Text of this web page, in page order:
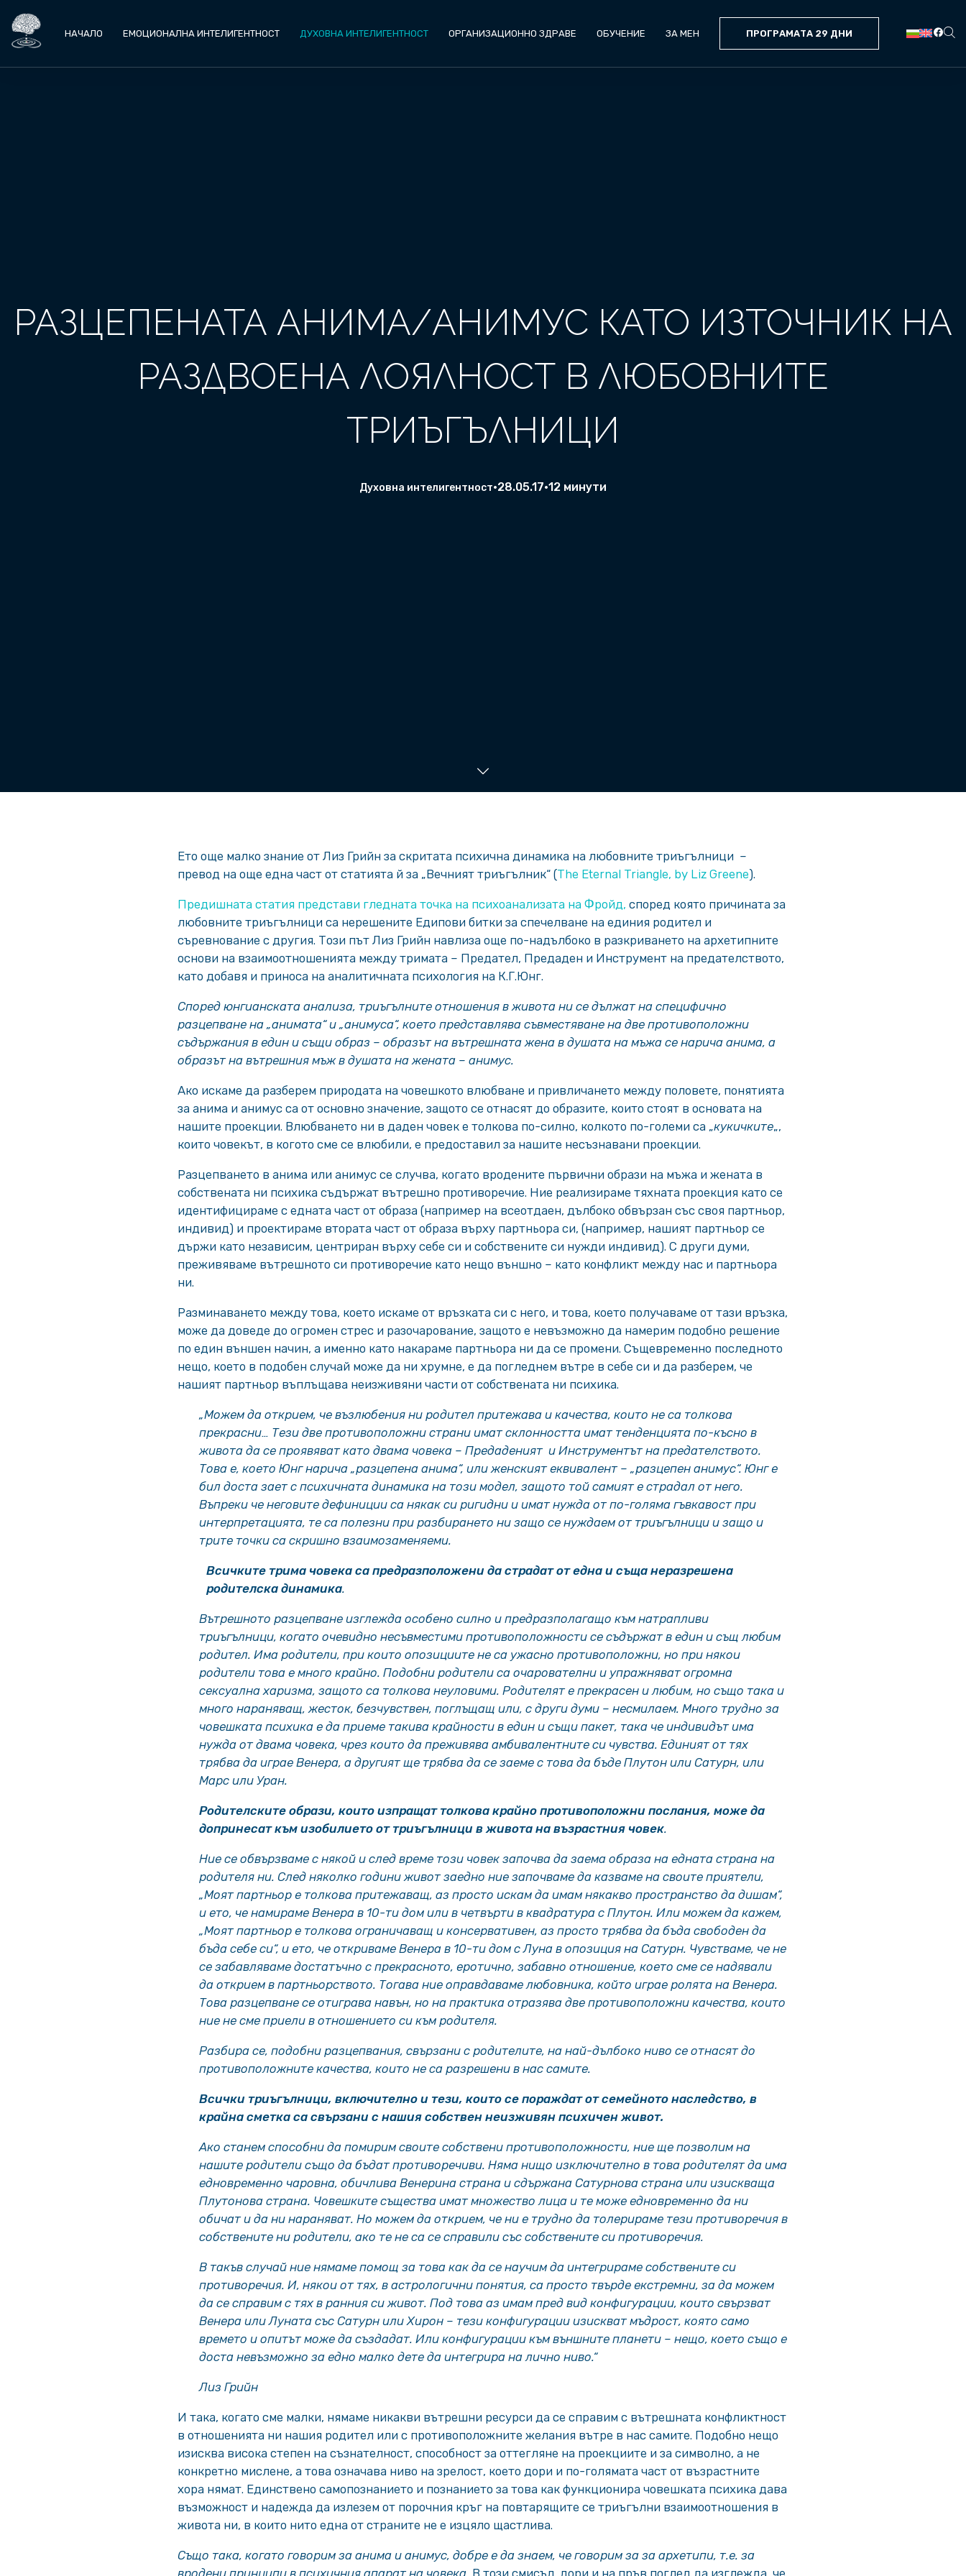
НАЧАЛО ЕМОЦИОНАЛНА ИНТЕЛИГЕНТНОСТ ДУХОВНА ИНТЕЛИГЕНТНОСТ ОРГАНИЗАЦИОННО ЗДРАВЕ ОБУЧЕНИЕ ЗА МЕН ПРОГРАМАТА 29 ДНИ
РАЗЦЕПЕНАТА АНИМА/АНИМУС КАТО ИЗТОЧНИК НА
РАЗДВОЕНА ЛОЯЛНОСТ В ЛЮБОВНИТЕ
ТРИЪГЪЛНИЦИ
Духовна интелигентност•28.05.17•12 минути
Ето още малко знание от Лиз Грийн за скритата психична динамика на любовните триъгълници –
превод на още една част от статията й за „Вечният триъгълник“ (The Eternal Triangle, by Liz Greene).
Предишната статия представи гледната точка на психоанализата на Фройд, според която причината за
любовните триъгълници са нерешените Едипови битки за спечелване на единия родител и
съревнование с другия. Този път Лиз Грийн навлиза още по-надълбоко в разкриването на архетипните
основи на взаимоотношенията между тримата – Предател, Предаден и Инструмент на предателството,
като добавя и приноса на аналитичната психология на К.Г.Юнг.
Според юнгианската анализа, триъгълните отношения в живота ни се дължат на специфично
разцепване на „анимата“ и „анимуса“, което представлява съвместяване на две противоположни
съдържания в един и същи образ – образът на вътрешната жена в душата на мъжа се нарича анима, а
образът на вътрешния мъж в душата на жената – анимус.
Ако искаме да разберем природата на човешкото влюбване и привличането между половете, понятията
за анима и анимус са от основно значение, защото се отнасят до образите, които стоят в основата на
нашите проекции. Влюбването ни в даден човек е толкова по-силно, колкото по-големи са „кукичките„,
които човекът, в когото сме се влюбили, е предоставил за нашите несъзнавани проекции.
Разцепването в анима или анимус се случва, когато вродените първични образи на мъжа и жената в
собствената ни психика съдържат вътрешно противоречие. Ние реализираме тяхната проекция като се
идентифицираме с едната част от образа (например на всеотдаен, дълбоко обвързан със своя партньор,
индивид) и проектираме втората част от образа върху партньора си, (например, нашият партньор се
държи като независим, центриран върху себе си и собствените си нужди индивид). С други думи,
преживяваме вътрешното си противоречие като нещо външно – като конфликт между нас и партньора
ни.
Разминаването между това, което искаме от връзката си с него, и това, което получаваме от тази връзка,
може да доведе до огромен стрес и разочарование, защото е невъзможно да намерим подобно решение
по един външен начин, а именно като накараме партньора ни да се промени. Същевременно последното
нещо, което в подобен случай може да ни хрумне, е да погледнем вътре в себе си и да разберем, че
нашият партньор въплъщава неизживяни части от собствената ни психика.
„Можем да открием, че възлюбения ни родител притежава и качества, които не са толкова
прекрасни… Тези две противоположни страни имат склонността имат тенденцията по-късно в
живота да се проявяват като двама човека – Предаденият и Инструментът на предателството.
Това е, което Юнг нарича „разцепена анима“, или женският еквивалент – „разцепен анимус“. Юнг е
бил доста зает с психичната динамика на този модел, защото той самият е страдал от него.
Въпреки че неговите дефиниции са някак си ригидни и имат нужда от по-голяма гъвкавост при
интерпретацията, те са полезни при разбирането ни защо се нуждаем от триъгълници и защо и
трите точки са скришно взаимозаменяеми.
Всичките трима човека са предразположени да страдат от една и съща неразрешена
родителска динамика.
Вътрешното разцепване изглежда особено силно и предразполагащо към натрапливи
триъгълници, когато очевидно несъвместими противоположности се съдържат в един и същ любим
родител. Има родители, при които опозициите не са ужасно противоположни, но при някои
родители това е много крайно. Подобни родители са очарователни и упражняват огромна
сексуална харизма, защото са толкова неуловими. Родителят е прекрасен и любим, но също така и
много нараняващ, жесток, безчувствен, поглъщащ или, с други думи – несмилаем. Много трудно за
човешката психика е да приеме такива крайности в един и същи пакет, така че индивидът има
нужда от двама човека, чрез които да преживява амбивалентните си чувства. Единият от тях
трябва да играе Венера, а другият ще трябва да се заеме с това да бъде Плутон или Сатурн, или
Марс или Уран.
Родителските образи, които изпращат толкова крайно противоположни послания, може да
допринесат към изобилието от триъгълници в живота на възрастния човек.
Ние се обвързваме с някой и след време този човек започва да заема образа на едната страна на
родителя ни. След няколко години живот заедно ние започваме да казваме на своите приятели,
„Моят партньор е толкова притежаващ, аз просто искам да имам някакво пространство да дишам“,
и ето, че намираме Венера в 10-ти дом или в четвърти в квадратура с Плутон. Или можем да кажем,
„Моят партньор е толкова ограничаващ и консервативен, аз просто трябва да бъда свободен да
бъда себе си“, и ето, че откриваме Венера в 10-ти дом с Луна в опозиция на Сатурн. Чувстваме, че не
се забавляваме достатъчно с прекрасното, еротично, забавно отношение, което сме се надявали
да открием в партньорството. Тогава ние оправдаваме любовника, който играе ролята на Венера.
Това разцепване се отиграва навън, но на практика отразява две противоположни качества, които
ние не сме приели в отношението си към родителя.
Разбира се, подобни разцепвания, свързани с родителите, на най-дълбоко ниво се отнасят до
противоположните качества, които не са разрешени в нас самите.
Всички триъгълници, включително и тези, които се пораждат от семейното наследство, в
крайна сметка са свързани с нашия собствен неизживян психичен живот.
Ако станем способни да помирим своите собствени противоположности, ние ще позволим на
нашите родители също да бъдат противоречиви. Няма нищо изключително в това родителят да има
едновременно чаровна, обичлива Венерина страна и сдържана Сатурнова страна или изискваща
Плутонова страна. Човешките същества имат множество лица и те може едновременно да ни
обичат и да ни нараняват. Но можем да открием, че ни е трудно да толерираме тези противоречия в
собствените ни родители, ако те не са се справили със собствените си противоречия.
В такъв случай ние нямаме помощ за това как да се научим да интегрираме собствените си
противоречия. И, някои от тях, в астрологични понятия, са просто твърде екстремни, за да можем
да се справим с тях в ранния си живот. Под това аз имам пред вид конфигурации, които свързват
Венера или Луната със Сатурн или Хирон – тези конфигурации изискват мъдрост, която само
времето и опитът може да създадат. Или конфигурации към външните планети – нещо, което също е
доста невъзможно за едно малко дете да интегрира на лично ниво.“
Лиз Грийн
И така, когато сме малки, нямаме никакви вътрешни ресурси да се справим с вътрешната конфликтност
в отношенията ни нашия родител или с противоположните желания вътре в нас самите. Подобно нещо
изисква висока степен на съзнателност, способност за оттегляне на проекциите и за символно, а не
конкретно мислене, а това означава ниво на зрелост, което дори и по-голямата част от възрастните
хора нямат. Единствено самопознанието и познанието за това как функционира човешката психика дава
възможност и надежда да излезем от порочния кръг на повтарящите се триъгълни взаимоотношения в
живота ни, в които нито една от страните не е изцяло щастлива.
Също така, когато говорим за анима и анимус, добре е да знаем, че говорим за за архетипи, т.е. за
вродени принципи в психичния апарат на човека. В този смисъл, дори и на пръв поглед да изглежда, че